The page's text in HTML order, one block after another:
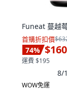
Funeat 蔓越
首購折扣價
74% $160
運費 $195
8/
WOW免運